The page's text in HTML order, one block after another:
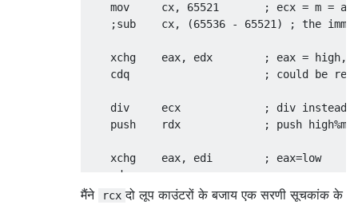
mov     cx, 65521       ; ecx = m =
;sub    cx, (65536 - 65521) ; the
xchg    eax, edx        ; eax = high,
cdq                     ; could be
div     ecx             ; div instead
push    rdx             ; push high%m
    xchg    eax, edi        ; eax=low
    cdq
    div     ecx             ; edx = low%m
मैंने rcx दो लूप काउंटरों के बजाय एक सरणी सूचकांक के